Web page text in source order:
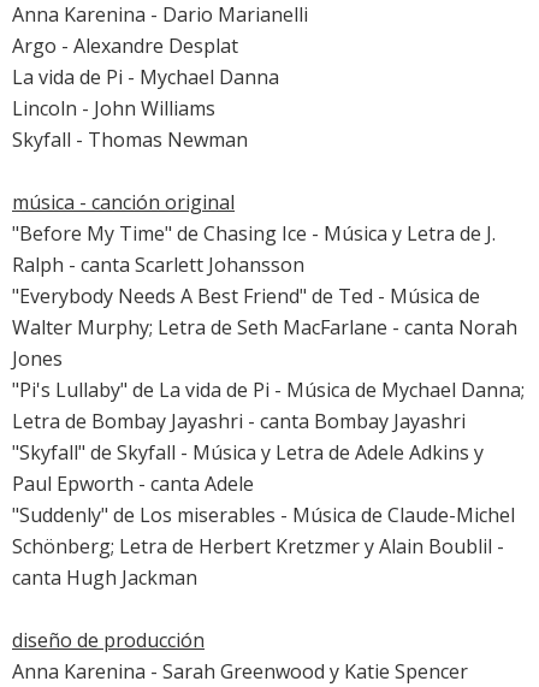
Anna Karenina - Dario Marianelli
Argo - Alexandre Desplat
La vida de Pi - Mychael Danna
Lincoln - John Williams
Skyfall - Thomas Newman
música - canción original
"Before My Time" de Chasing Ice - Música y Letra de J.
Ralph - canta Scarlett Johansson
"Everybody Needs A Best Friend" de Ted - Música de
Walter Murphy; Letra de Seth MacFarlane - canta Norah
Jones
"Pi's Lullaby" de La vida de Pi - Música de Mychael Danna;
Letra de Bombay Jayashri - canta Bombay Jayashri
"Skyfall" de Skyfall - Música y Letra de Adele Adkins y
Paul Epworth - canta Adele
"Suddenly" de Los miserables - Música de Claude-Michel
Schönberg; Letra de Herbert Kretzmer y Alain Boublil -
canta Hugh Jackman
diseño de producción
Anna Karenina - Sarah Greenwood y Katie Spencer